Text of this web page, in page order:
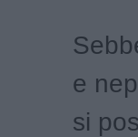
e
si